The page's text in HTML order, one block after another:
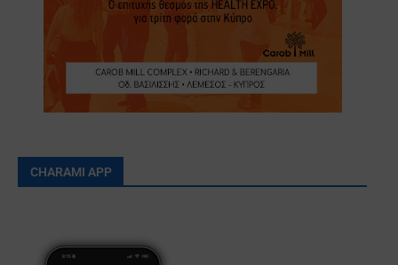
CHARAMI APP